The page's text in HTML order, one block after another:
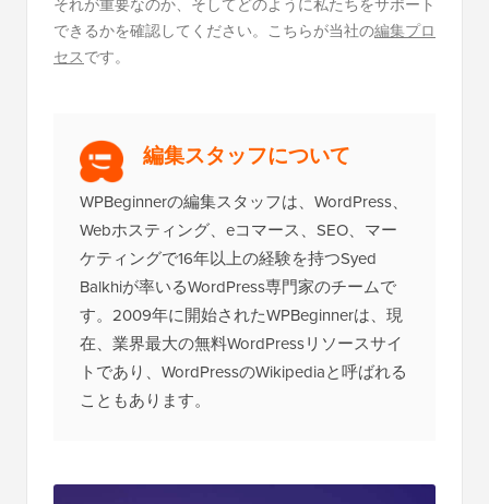
できるかを確認してください。こちらが当社の編集プロ
セスです。
編集スタッフについて
WPBeginnerの編集スタッフは、WordPress、
Webホスティング、eコマース、SEO、マー
ケティングで16年以上の経験を持つSyed
Balkhiが率いるWordPress専門家のチームで
す。2009年に開始されたWPBeginnerは、現
在、業界最大の無料WordPressリソースサイ
トであり、WordPressのWikipediaと呼ばれる
こともあります。